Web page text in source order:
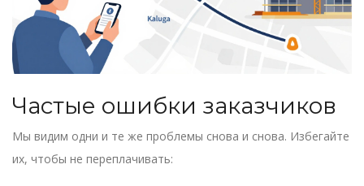
Частые ошибки заказчиков
Мы видим одни и те же проблемы снова и снова. Избегайте
их, чтобы не переплачивать: